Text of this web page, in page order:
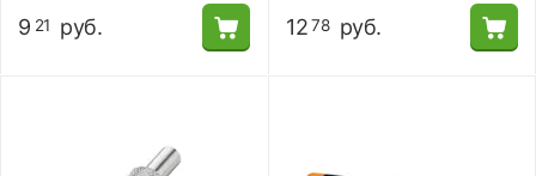
9 21 руб. 1278 руб.